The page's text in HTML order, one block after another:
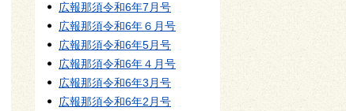
広報那須令和6年7月号
広報那須令和6年６月号
広報那須令和6年5月号
広報那須令和6年４月号
広報那須令和6年3月号
広報那須令和6年2月号